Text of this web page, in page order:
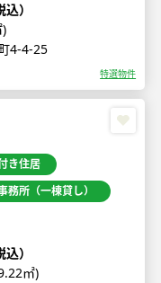
）
4-4-25
特選物件
き住居
務所（一棟貸し）
）
㎡)